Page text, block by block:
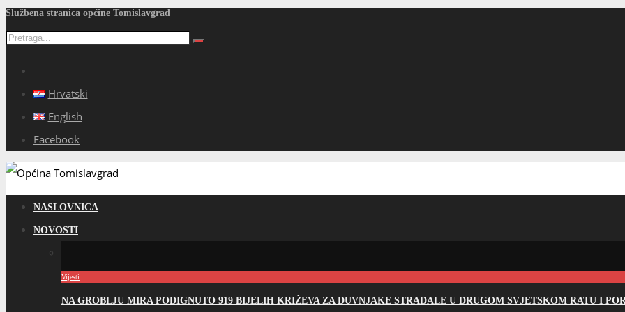
Službena stranica općine Tomislavgrad
Hrvatski
English
Facebook
NASLOVNICA
NOVOSTI
Vijesti
NA GROBLJU MIRA PODIGNUTO 919 BIJELIH KRIŽEVA ZA DUVNJAKE STRADALE U DRUGOM SVJETSKOM RATU I